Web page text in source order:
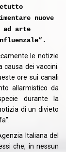
nuove
arte
le notizie
dei vaccini.
ore sui canali
allarmistico da
durante la
di un divieto
Italiana del
che, in nessun